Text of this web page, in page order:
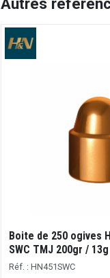
Boite de 250 ogives
SWC TMJ 200gr / 13g
Réf. : HN451SWC